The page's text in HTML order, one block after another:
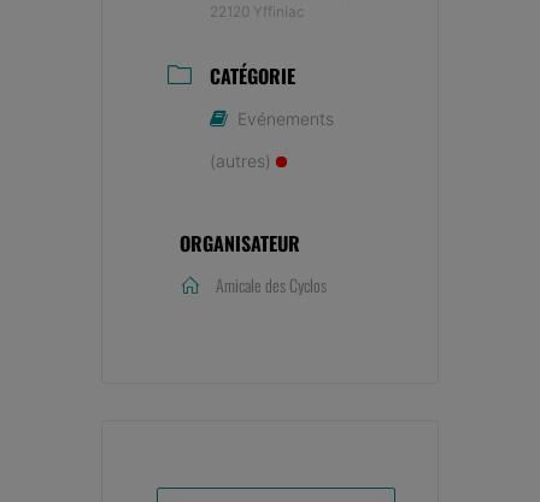
22120 Yffiniac
CATÉGORIE
Evénements
(autres)
ORGANISATEUR
Amicale des Cyclos